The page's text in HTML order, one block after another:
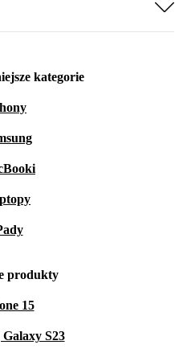
kategorie
produkty
15
Galaxy S23